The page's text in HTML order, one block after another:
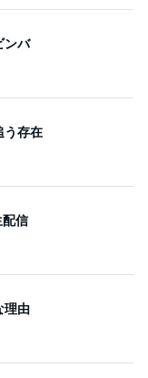
ンバ
う存在
配信
理由